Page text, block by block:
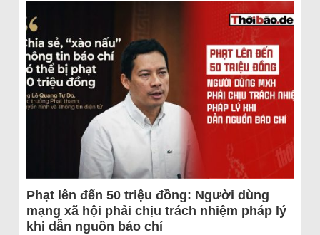
Phạt lên đến 50 triệu đồng: Người dùng
mạng xã hội phải chịu trách nhiệm pháp lý
khi dẫn nguồn báo chí